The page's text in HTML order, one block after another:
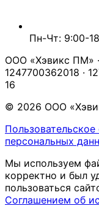
Пн-Чт: 9:00-
ООО «Хэвикс ПМ»
1247700362018 ·
16
© 2026 ООО
персональных
Мы используем
корректно и был
пользоваться
Соглашением об